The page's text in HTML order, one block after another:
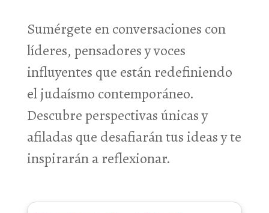
Sumérgete en conversaciones con
líderes, pensadores y voces
influyentes que están redefiniendo
el judaísmo contemporáneo.
Descubre perspectivas únicas y
afiladas que desafiarán tus ideas y te
inspirarán a reflexionar.